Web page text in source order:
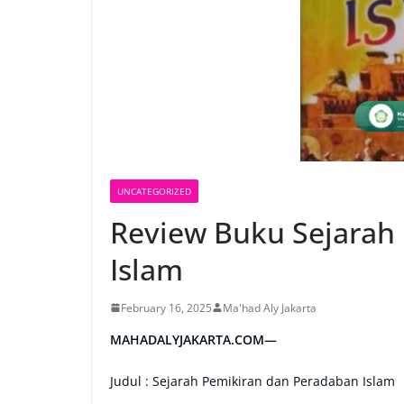
UNCATEGORIZED
Review Buku
Islam
February 16, 2025 Ma'had Aly Jakarta
MAHADALYJAKARTA.COM—
Judul : Sejarah Pemikiran dan Peradaban Islam